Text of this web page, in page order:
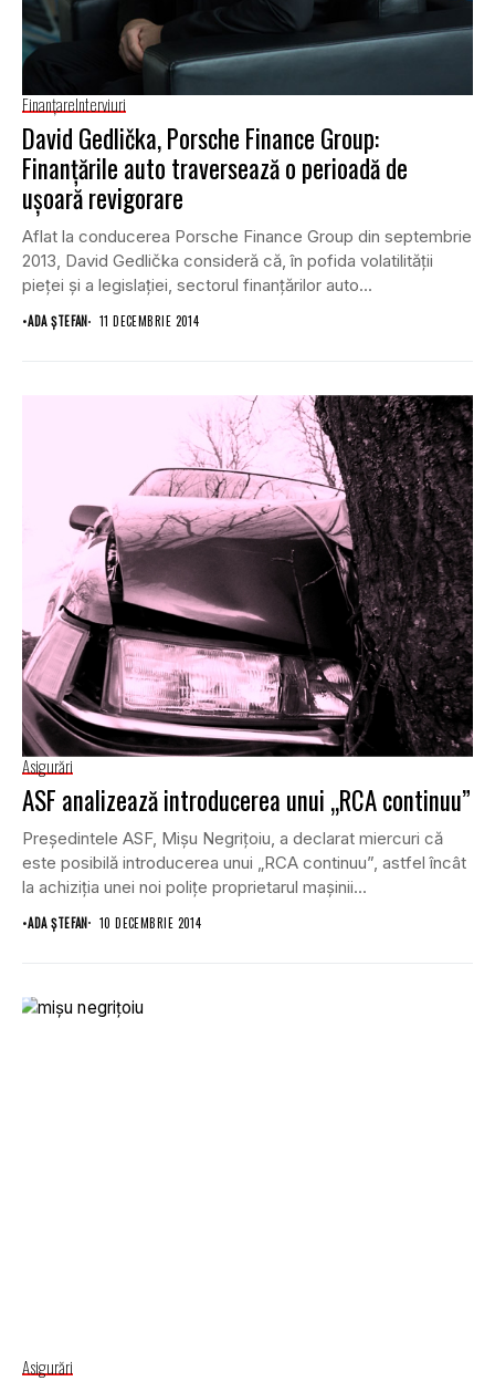
FinanţareInterviuri
David Gedlička, Porsche Finance Group:
Finanţările auto traversează o perioadă de
uşoară revigorare
Aflat la conducerea Porsche Finance Group din septembrie
2013, David Gedlička consideră că, în pofida volatilităţii
pieţei şi a legislaţiei, sectorul finanţărilor auto...
•ADA ȘTEFAN 11 DECEMBRIE 2014
Asigurări
ASF analizează introducerea unui „RCA continuu”
Preşedintele ASF, Mişu Negriţoiu, a declarat miercuri că
este posibilă introducerea unui „RCA continuu”, astfel încât
la achiziţia unei noi poliţe proprietarul maşinii...
•ADA ȘTEFAN 10 DECEMBRIE 2014
Asigurări